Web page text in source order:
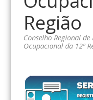
Região
Conselho Regional
Ocupacional da 12ª